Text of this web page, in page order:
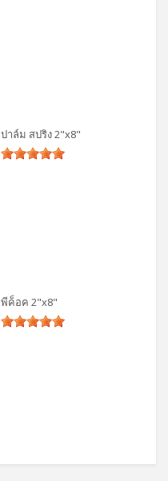
ปาล์ม สปริง 2"x8"
พีค็อค 2"x8"